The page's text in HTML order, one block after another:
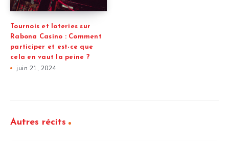
Tournois et loteries sur
Rabona Casino : Comment
participer et est-ce que
cela en vaut la peine ?
juin 21, 2024
Autres récits